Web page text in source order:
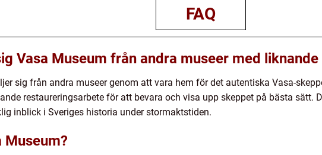
FAQ
Vasa Museum från andra museer med liknande
sig från andra museer genom att vara hem för det autentiska Vasa-
restaureringsarbete för att bevara och visa upp skeppet på bästa sätt.
inblick i Sveriges historia under stormaktstiden.
Museum?